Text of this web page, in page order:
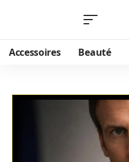
Accessoires Beauté